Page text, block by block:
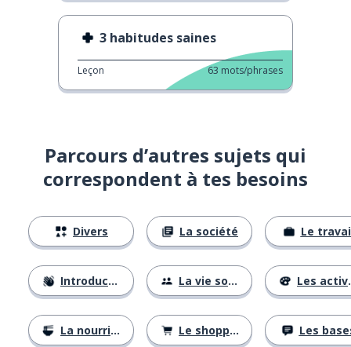
3 habitudes saines
Leçon 63 mots/phrases
Parcours d’autres sujets qui
correspondent à tes besoins
Divers
Introductions
La nourriture
La société
La vie sociale
Le shopping
Le
Les activités
Les